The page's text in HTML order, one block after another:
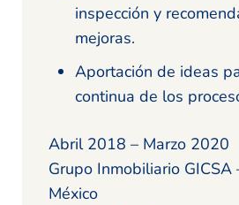
inspección y
mejoras.
Aportación de ideas
continua de los
Abril 2018 – Marzo 2020
Grupo Inmobiliario GICSA
México